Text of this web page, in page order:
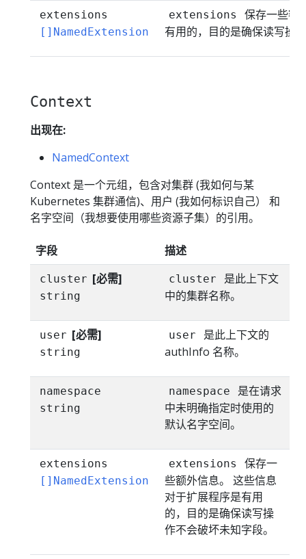
extensions
[]NamedExtension
extensions
保存一些额
有用的，目的是确保读写操
Context
出现在:
NamedContext
Context 是一个元组，包含对集群 (我如何与某
Kubernetes 集群通信)、用户 (我如何标识自己） 和
名字空间（我想要使用哪些资源子集）的引用。
字段 描述
cluster [必需]
string
cluster
是此上下文
中的集群名称。
user [必需]
string
user
是此上下文的
authInfo 名称。
namespace
string
namespace
是在请求
中未明确指定时使用的
默认名字空间。
extensions
[]NamedExtension
extensions
保存一
些额外信息。 这些信息
对于扩展程序是有用
的，目的是确保读写操
作不会破坏未知字段。